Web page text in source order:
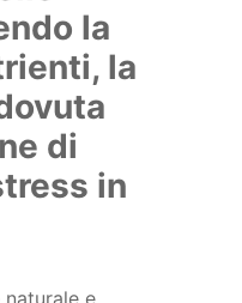
la
la
di
in
e